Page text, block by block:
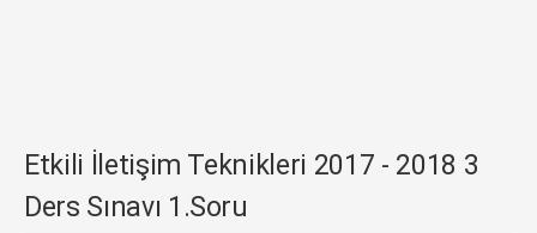
Etkili İletişim Teknikleri 2017 - 2018 3
Ders Sınavı 1.Soru